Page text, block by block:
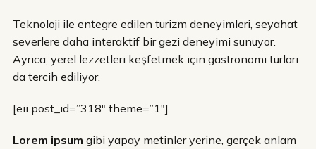
Teknoloji ile entegre edilen turizm deneyimleri, seyahat
severlere daha interaktif bir gezi deneyimi sunuyor.
Ayrıca, yerel lezzetleri keşfetmek için gastronomi turları
da tercih ediliyor.
[eii post_id=”318″ theme=”1″]
Lorem ipsum gibi yapay metinler yerine, gerçek anlam